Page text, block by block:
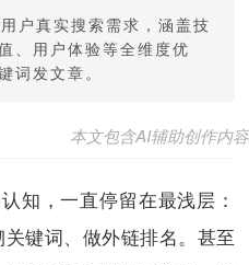
户真实搜索需求，涵盖技
、用户体验等全维度优
词发文章。
本文包含AI辅助创作内容
知，一直停留在最浅层：
键词、做外链排名。甚至